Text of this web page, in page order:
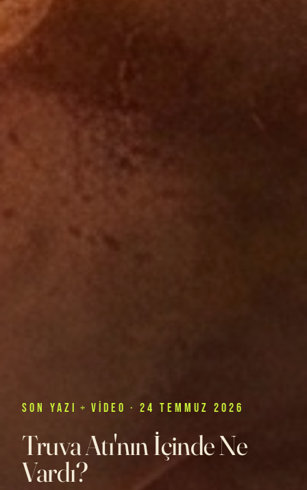
SON YAZI + VIDEO · 24 TEMMUZ 2026
Truva Atı'nın İçinde Ne
Vardı?